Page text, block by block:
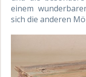
einem
sich die anderen